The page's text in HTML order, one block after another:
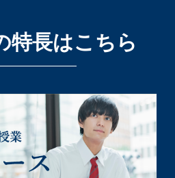
特長はこちら